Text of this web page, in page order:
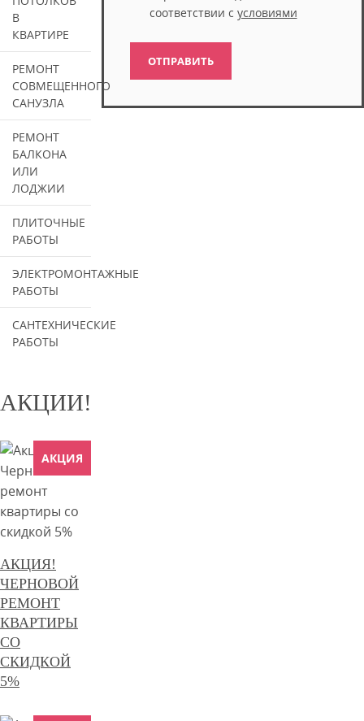
соответствии с условиями
В
КВАРТИРЕ
РЕМОНТ
СОВМЕЩЕННОГО
САНУЗЛА
РЕМОНТ
БАЛКОНА
ИЛИ
ЛОДЖИИ
ПЛИТОЧНЫЕ
РАБОТЫ
ЭЛЕКТРОМОНТАЖНЫЕ
РАБОТЫ
САНТЕХНИЧЕСКИЕ
РАБОТЫ
АКЦИИ!
АКЦИЯ
АКЦИЯ!
ЧЕРНОВОЙ
РЕМОНТ
КВАРТИРЫ
СО
СКИДКОЙ
5%